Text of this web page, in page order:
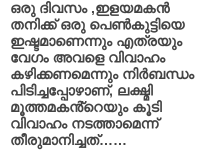
ഒരു ദിവസം ,ഇളയമകൻ
തനിക്ക് ഒരു പെൺകുട്ടിയെ
ഇഷ്ടമാണെന്നും എത്രയും
വേഗം അവളെ വിവാഹം
കഴിക്കണമെന്നും നിർബന്ധം
പിടിച്ചപ്പോഴാണ്, ലക്ഷ്മി
മൂത്തമകൻ്റെയും കൂടി
വിവാഹം നടത്താമെന്ന്
തീരുമാനിച്ചത്……